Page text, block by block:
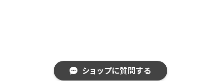
ショップに質問する